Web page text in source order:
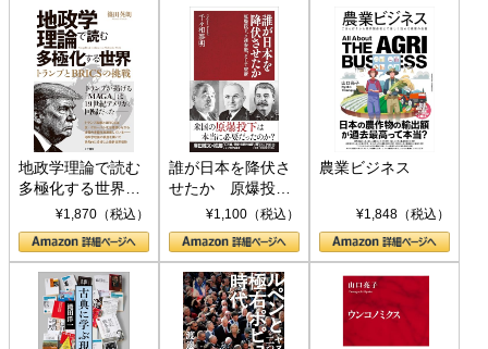
地政学理論で読む
多極化する世界：
トランプとBRICS
の挑戦
¥1,870（税込）
誰が日本を降伏さ
せたか 原爆投
下、ソ連参戦、そ
して聖断 (PHP新
書)
¥1,100（税込）
農業ビジネス
¥1,848（税込）